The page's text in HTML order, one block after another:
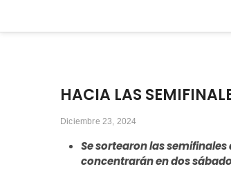
HACIA LAS
Diciembre 23, 2024
Se sortearon las semifinales
concentrarán en dos